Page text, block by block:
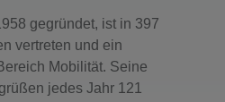
gegründet, ist in 397
vertreten und ein
Mobilität. Seine
jedes Jahr 121